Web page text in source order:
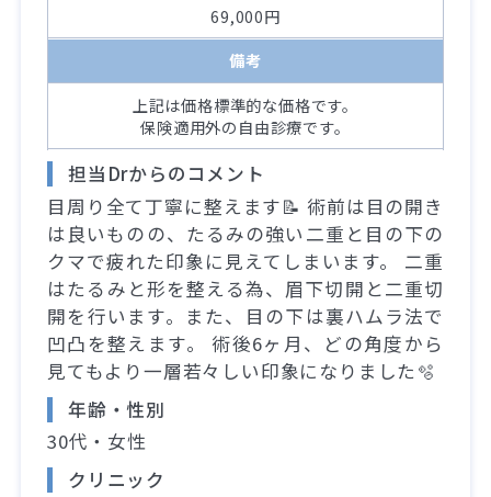
69,000円
備考
上記は価格標準的な価格です。
保険適用外の自由診療です。
担当Drからのコメント
目周り全て丁寧に整えます📝 術前は目の開き
は良いものの、たるみの強い二重と目の下の
クマで疲れた印象に見えてしまいます。 二重
はたるみと形を整える為、眉下切開と二重切
開を行います。また、目の下は裏ハムラ法で
凹凸を整えます。 術後6ヶ月、どの角度から
見てもより一層若々しい印象になりました🫧
年齢・性別
30代・女性
クリニック